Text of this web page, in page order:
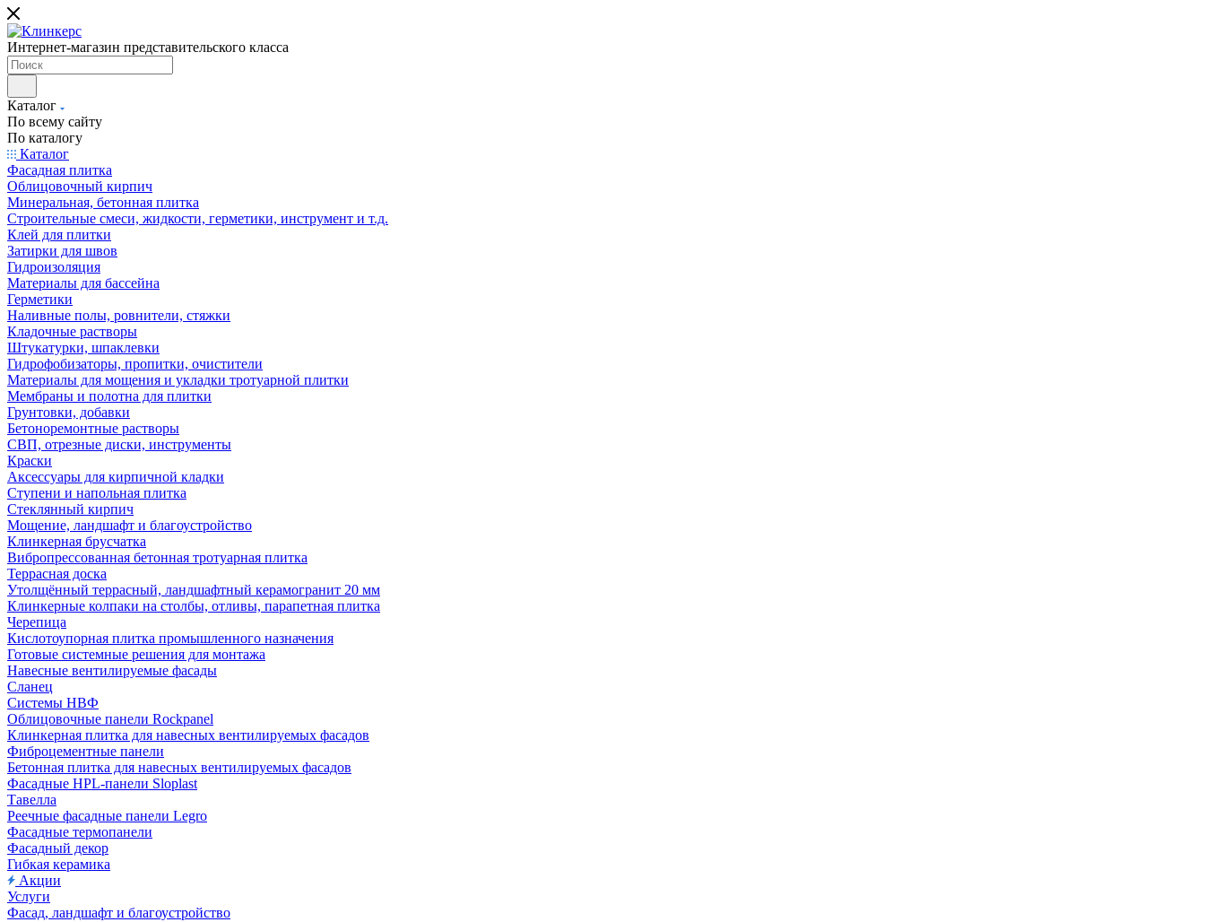
Интернет-магазин представительского класса
Каталог
По всему сайту
По каталогу
Каталог
Фасадная плитка
Облицовочный кирпич
Минеральная, бетонная плитка
Строительные смеси, жидкости, герметики, инструмент и т.д.
Клей для плитки
Затирки для швов
Гидроизоляция
Материалы для бассейна
Герметики
Наливные полы, ровнители, стяжки
Кладочные растворы
Штукатурки, шпаклевки
Гидрофобизаторы, пропитки, очистители
Материалы для мощения и укладки тротуарной плитки
Мембраны и полотна для плитки
Грунтовки, добавки
Бетоноремонтные растворы
СВП, отрезные диски, инструменты
Краски
Аксессуары для кирпичной кладки
Ступени и напольная плитка
Cтеклянный кирпич
Мощение, ландшафт и благоустройство
Клинкерная брусчатка
Вибропрессованная бетонная тротуарная плитка
Террасная доска
Утолщённый террасный, ландшафтный керамогранит 20 мм
Клинкерные колпаки на столбы, отливы, парапетная плитка
Черепица
Кислотоупорная плитка промышленного назначения
Готовые системные решения для монтажа
Навесные вентилируемые фасады
Сланец
Системы НВФ
Облицовочные панели Rockpanel
Клинкерная плитка для навесных вентилируемых фасадов
Фиброцементные панели
Бетонная плитка для навесных вентилируемых фасадов
Фасадные HPL-панели Sloplast
Тавелла
Реечные фасадные панели Legro
Фасадные термопанели
Фасадный декор
Гибкая керамика
Акции
Услуги
Фасад, ландшафт и благоустройство